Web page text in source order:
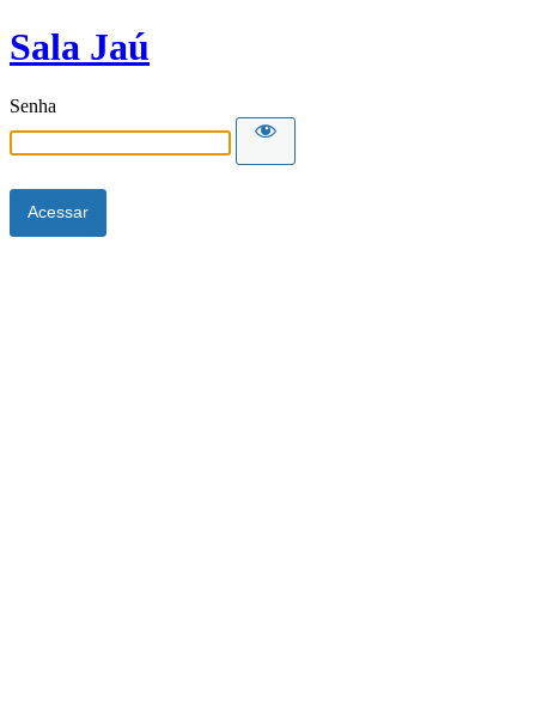
Sala Jaú
Senha